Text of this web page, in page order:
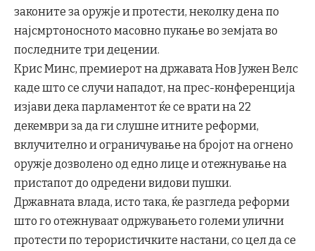
законите за оружје и протести, неколку дена по
најсмртоносното масовно пукање во земјата во
последните три децении.
Крис Минс, премиерот на државата Нов Јужен Велс
каде што се случи нападот, на прес-конференција
изјави дека парламентот ќе се врати на 22
декември за да ги слушне итните реформи,
вклучително и ограничување на бројот на огнено
оружје дозволено од едно лице и отежнување на
пристапот до одредени видови пушки.
Државната влада, исто така, ќе разгледа реформи
што го отежнуваат одржувањето големи улични
протести по терористичките настани, со цел да се